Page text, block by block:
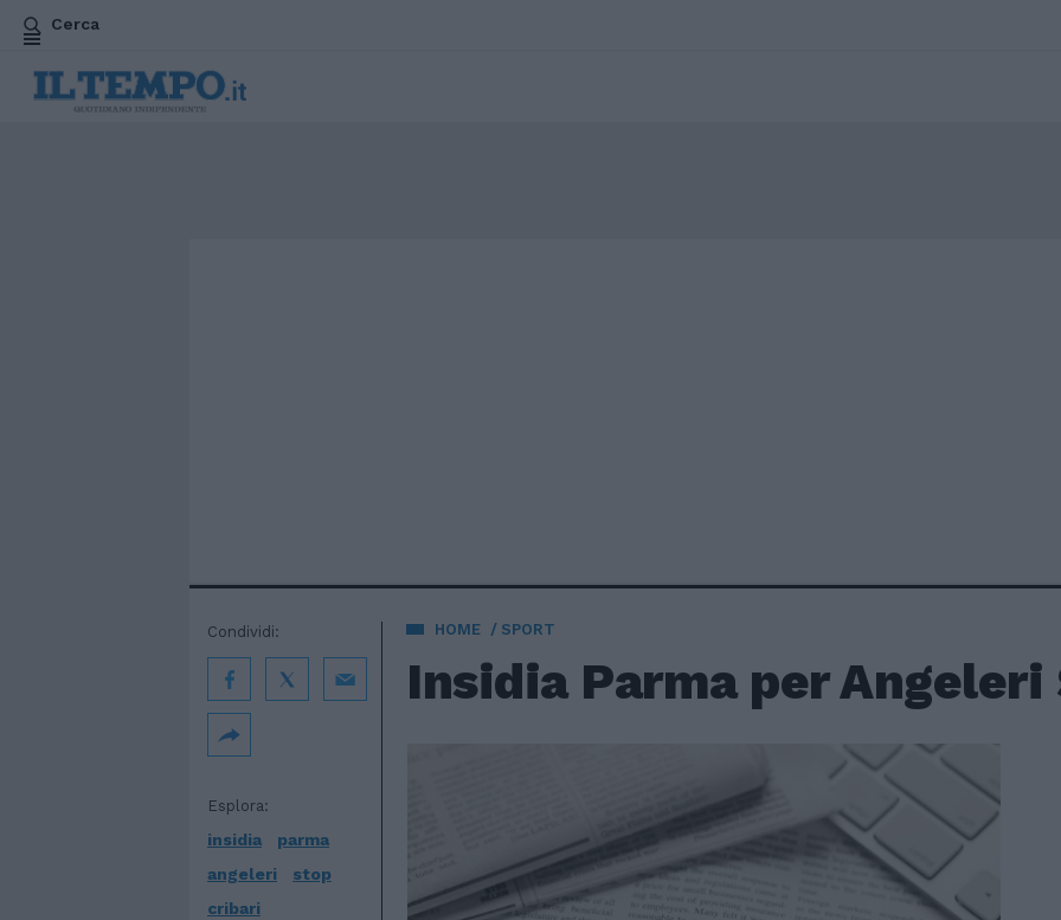
Cerca
HOME SPORT
Insidia Parma per
Esplora:
insidia
parma
angeleri
stop
cribari
Condividi: